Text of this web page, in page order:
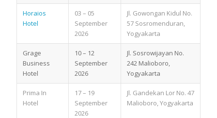
Horaios
Hotel
03 – 05
September
2026
Jl. Gowongan Kidul No.
57 Sosromenduran,
Yogyakarta
Grage
Business
Hotel
10 – 12
September
2026
Jl. Sosrowijayan No.
242 Malioboro,
Yogyakarta
Prima In
Hotel
17 – 19
September
2026
Jl. Gandekan Lor No. 47
Malioboro, Yogyakarta